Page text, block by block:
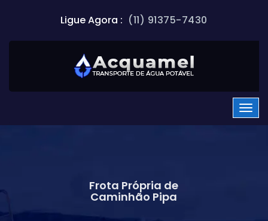
Ligue Agora : (11) 91375-7430
Frota Própria de
Caminhão Pipa